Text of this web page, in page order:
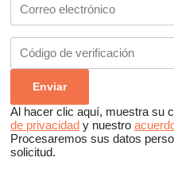
Al hacer clic aquí, muestra su
de privacidad y nuestro
Procesaremos sus datos
solicitud.